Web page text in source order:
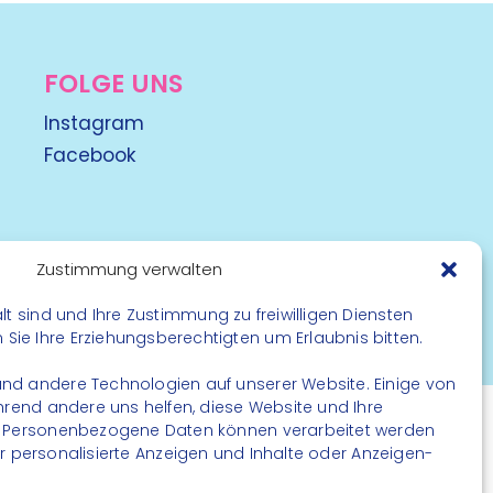
Zustimmung verwalten
sind und Ihre Zustimmung zu freiwilligen Diensten
Ihre Erziehungsberechtigten um Erlaubnis bitten.
andere Technologien auf unserer Website. Einige von
andere uns helfen, diese Website und Ihre
Daten können verarbeitet werden
personalisierte Anzeigen und Inhalte oder Anzeigen-
FOLGE UNS
Instagram
Facebook